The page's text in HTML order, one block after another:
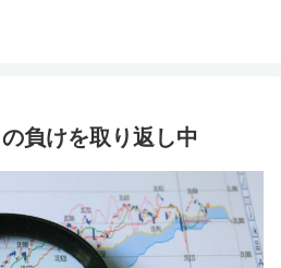
負けを取り返し中